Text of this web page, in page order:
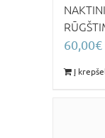
60,00€
Į